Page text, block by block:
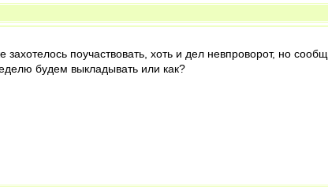
захотелось поучаствовать, хоть и дел невпроворот, но
будем выкладывать или как?